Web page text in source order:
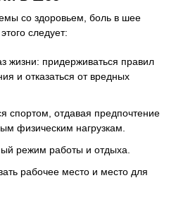
со здоровьем, боль в шее
следует:
жизни: придерживаться правил
и отказаться от вредных
спортом, отдавая предпочтение
физическим нагрузкам.
режим работы и отдыха.
рабочее место и место для